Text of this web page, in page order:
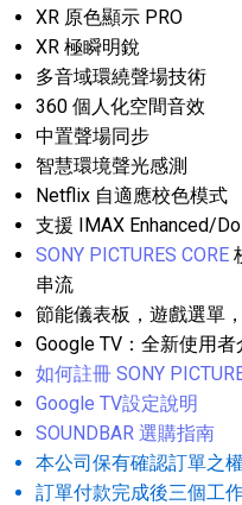
XR 原色顯示 PRO
XR 極瞬明銳
多音域環繞聲場技術
360 個人化空間音效
中置聲場同步
智慧環境聲光感測
Netflix 自適應校色模式
支援 IMAX Enhanced/
SONY PICTURES CORE
串流
節能儀表板，遊戲選單
Google TV：全新使用
如何註冊 SONY
Google TV設定說明
SOUNDBAR 選購指南
本公司保有確認訂單之
訂單付款完成後三個工